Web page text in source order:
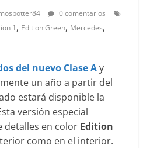
0 comentarios
1, Edition Green, Mercedes,
del nuevo Clase Ay
un año a partir del
estará disponible la
versión especial
detalles en color Edition
como en el interior.